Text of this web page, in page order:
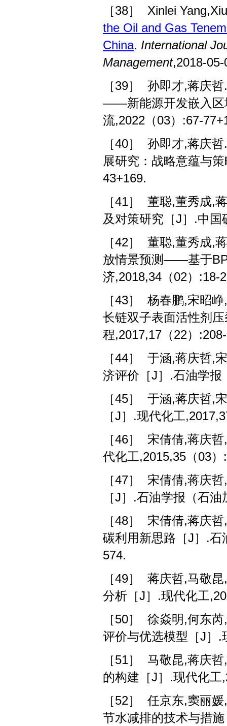
［38］ Xinlei
the Oil and Gas
China. International
Management,2018-05-
［39］ 孙即才,蒋庆
——新能源开发嵌入区
流,2022（03）:67-
［40］ 孙即才,蒋庆
展研究：战略意蕴与
43+169.
［41］ 董聪,董秀成,
及对策研究［J］.中国
［42］ 董聪,董秀成,
放情景预测——基于
济,2018,34（02）:18-
［43］ 杨春鹏,宋昭
长链双子表面活性剂
程,2017,17（22）
［44］ 于涵,蒋庆哲,
济评价［J］.石油学报
［45］ 于涵,蒋庆哲,
［J］.现代化工
［46］ 宋倩倩,蒋庆
代化工,2015,35（03）
［47］ 宋倩倩,蒋庆
［J］.石油学报（石
［48］ 宋倩倩,蒋庆
碳利用新思路［J］.石
574.
［49］ 蒋庆哲,马敬
分析［J］.现代化工
［50］ 徐焱明,何东
评价与优选模型［J］.
［51］ 马敬昆,蒋庆
的构建［J］.现代化工
［52］ 任京东,窦丽
节水减排的技术与措